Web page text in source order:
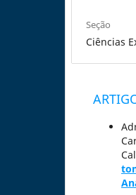
Seção
Ciências